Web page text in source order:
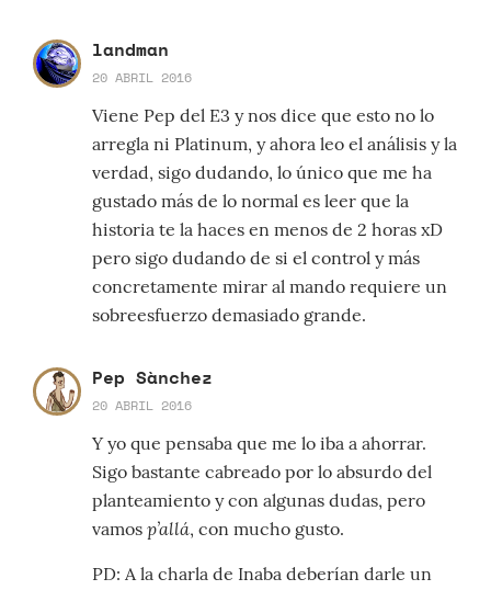
landman
20 ABRIL 2016
Viene Pep del E3 y nos dice que esto no lo
arregla ni Platinum, y ahora leo el análisis y la
verdad, sigo dudando, lo único que me ha
gustado más de lo normal es leer que la
historia te la haces en menos de 2 horas xD
pero sigo dudando de si el control y más
concretamente mirar al mando requiere un
sobreesfuerzo demasiado grande.
Pep Sànchez
20 ABRIL 2016
Y yo que pensaba que me lo iba a ahorrar.
Sigo bastante cabreado por lo absurdo del
planteamiento y con algunas dudas, pero
vamos p’allá, con mucho gusto.
PD: A la charla de Inaba deberían darle un